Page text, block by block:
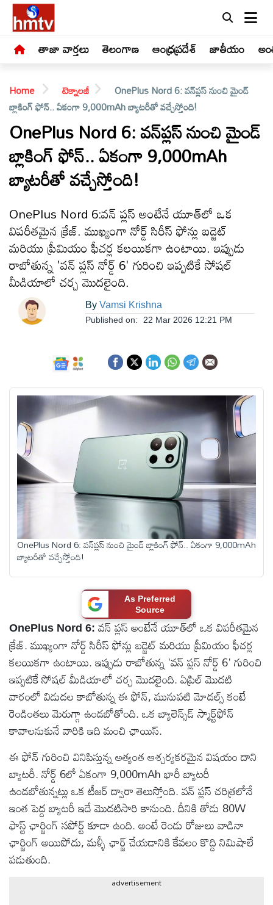
తాజా వార్తలు తెలంగాణ ఆంధ్రప్రదేశ్ జాతీయం
LIVE
తాజా
వార్తలు
తెలంగాణ
ఆంధ్రప్రదేశ్
అంతర్జాతీయం
సినిమా
క్రీడలు
వ్యాపారం
లైఫ్
స్టైల్
టెక్నాలజీ
కెరీర్ &
ఉద్యోగాలు
లైవ్
టీవి
ఓటీటీ
వీడియోలు
ఆటోమొబైల్
Home టెక్నాలజీ
OnePlus Nord 6: వన్‌ప్లస్ నుంచి మైండ్
బ్లాకింగ్ ఫోన్.. ఏకంగా 9,000mAh బ్యాటరీతో వచ్చేస్తోంది!
OnePlus Nord 6: వన్‌ప్లస్ నుంచి మైండ్
బ్లాకింగ్ ఫోన్.. ఏకంగా 9,000mAh
బ్యాటరీతో వచ్చేస్తోంది!
OnePlus Nord 6:వన్ ప్లస్ అంటేనే యూత్‌లో ఒక
విపరీతమైన క్రేజ్. ముఖ్యంగా నోర్డ్ సిరీస్ ఫోన్లు బడ్జెట్
మరియు ప్రీమియం ఫీచర్ల కలయికగా ఉంటాయి. ఇప్పుడు
రాబోతున్న 'వన్ ప్లస్ నోర్డ్ 6' గురించి ఇప్పటికే సోషల్
మీడియాలో చర్చ మొదలైంది.
By Vamsi Krishna
Published on: 22 Mar 2026 12:21 PM
OnePlus Nord 6: వన్‌ప్లస్ నుంచి మైండ్ బ్లాకింగ్ ఫోన్.. ఏకంగా 9,000mAh
బ్యాటరీతో వచ్చేస్తోంది!
As Preferred
Source
OnePlus Nord 6:వన్ ప్లస్ అంటేనే యూత్‌లో ఒక విపరీతమైన
క్రేజ్. ముఖ్యంగా నోర్డ్ సిరీస్ ఫోన్లు బడ్జెట్ మరియు ప్రీమియం ఫీచర్ల
కలయికగా ఉంటాయి. ఇప్పుడు రాబోతున్న 'వన్ ప్లస్ నోర్డ్ 6' గురించి
ఇప్పటికే సోషల్ మీడియాలో చర్చ మొదలైంది. ఏప్రిల్ మొదటి
వారంలో విడుదల కాబోతున్న ఈ ఫోన్, మునుపటి మోడల్స్ కంటే
రెండింతలు మెరుగ్గా ఉండబోతోంది. ఒక బ్యాలెన్స్‌డ్ స్మార్ట్‌ఫోన్
కావాలనుకునే వారికి ఇది మంచి ఛాయిస్.
ఈ ఫోన్ గురించి వినిపిస్తున్న అత్యంత ఆశ్చర్యకరమైన విషయం దాని
బ్యాటరీ. నోర్డ్ 6లో ఏకంగా 9,000mAh భారీ బ్యాటరీ
ఉండబోతున్నట్లు ఒక టీజర్ ద్వారా తెలుస్తోంది. వన్ ప్లస్ చరిత్రలోనే
ఇంత పెద్ద బ్యాటరీ ఇదే మొదటిసారి కానుంది. దీనికి తోడు 80W
ఫాస్ట్ ఛార్జింగ్ సపోర్ట్ కూడా ఉంది. అంటే రెండు రోజులు వాడినా
ఛార్జింగ్ అయిపోదు, మళ్ళీ ఛార్జ్ చేయడానికి కేవలం కొద్ది నిమిషాలే
పడుతుంది.
advertisement